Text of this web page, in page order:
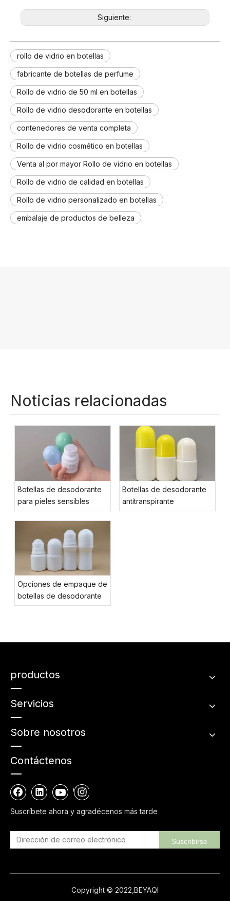
Siguiente:
rollo de vidrio en botellas
fabricante de botellas de perfume
Rollo de vidrio de 50 ml en botellas
Rollo de vidrio desodorante en botellas
contenedores de venta completa
Rollo de vidrio cosmético en botellas
Venta al por mayor Rollo de vidrio en botellas
Rollo de vidrio de calidad en botellas
Rollo de vidrio personalizado en botellas
embalaje de productos de belleza
Noticias relacionadas
Botellas de desodorante
para pieles sensibles
Botellas de desodorante
antitranspirante
Opciones de empaque de
botellas de desodorante
productos
Servicios
Sobre nosotros
Contáctenos
Suscríbete ahora y agradécenos más tarde
Suscribirse
Copyright © 2022,BEYAQI